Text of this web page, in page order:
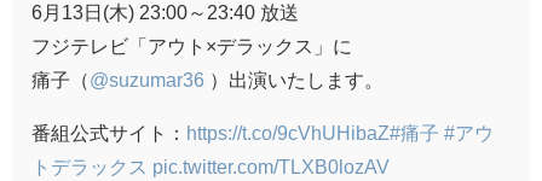
6月13日(木) 23:00～23:40 放送
フジテレビ「アウト×デラックス」に
痛子（@suzumar36 ）出演いたします。
番組公式サイト： https://t.co/9cVhUHibaZ#痛子 #アウ
トデラックス pic.twitter.com/TLXB0lozAV